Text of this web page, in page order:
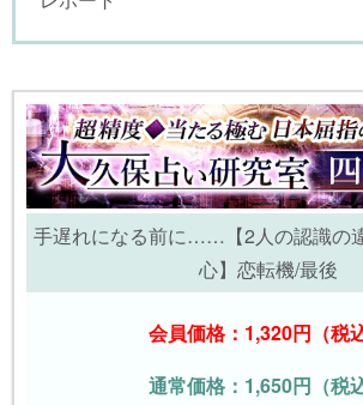
手遅れになる前に……【2人の認識の
心】恋転機/最後
会員価格：1,320円（税
通常価格：1,650円（税